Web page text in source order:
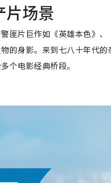
片场景
匪片巨作如《英雄本色》
的身影。来到七八十年代
个电影经典桥段。